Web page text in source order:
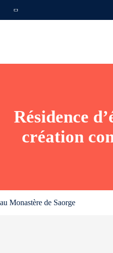
Résidence
création
au Monastère de Saorge